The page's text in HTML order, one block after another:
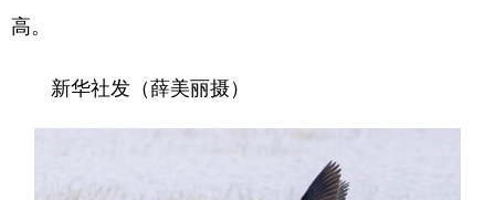
高。
新华社发（薛美丽摄）